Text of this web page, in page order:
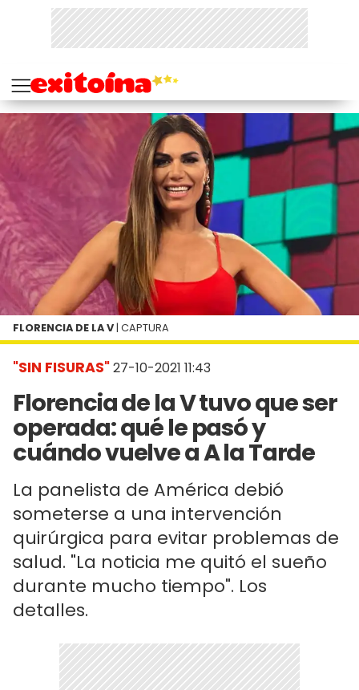
"SIN FISURAS"27-10-2021 11:43
Florencia de la V tuvo que ser
operada: qué le pasó y
cuándo vuelve a A la Tarde
La panelista de América debió
someterse a una intervención
quirúrgica para evitar problemas de
salud. "La noticia me quitó el sueño
durante mucho tiempo". Los
detalles.
FLORENCIA DE LA V | CAPTURA